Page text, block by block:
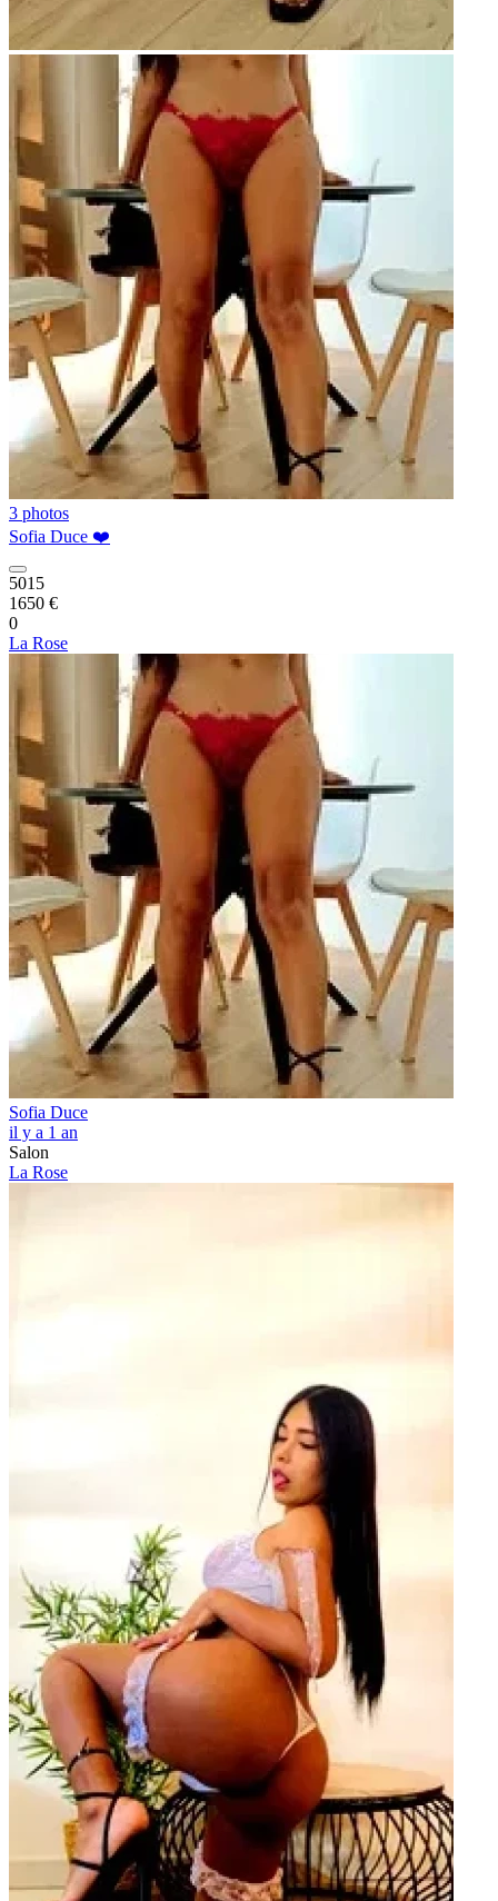
3 photos
Sofia Duce ❤️
5015
1650 €
0
La Rose
Sofia Duce
il y a 1 an
Salon
La Rose